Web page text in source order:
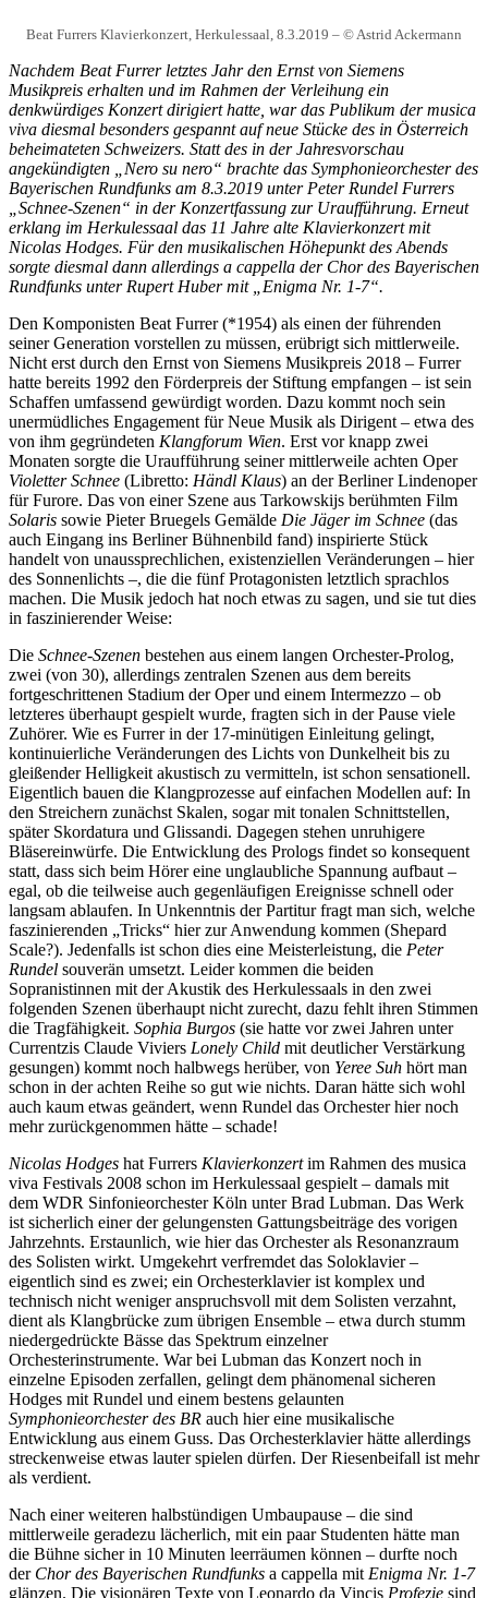
Beat Furrers Klavierkonzert, Herkulessaal, 8.3.2019 – © Astrid Ackermann
Nachdem Beat Furrer letztes Jahr den Ernst von Siemens
Musikpreis erhalten und im Rahmen der Verleihung ein
denkwürdiges Konzert dirigiert hatte, war das Publikum der musica
viva diesmal besonders gespannt auf neue Stücke des in Österreich
beheimateten Schweizers. Statt des in der Jahresvorschau
angekündigten „Nero su nero“ brachte das Symphonieorchester des
Bayerischen Rundfunks am 8.3.2019 unter Peter Rundel Furrers
„Schnee-Szenen“ in der Konzertfassung zur Uraufführung. Erneut
erklang im Herkulessaal das 11 Jahre alte Klavierkonzert mit
Nicolas Hodges. Für den musikalischen Höhepunkt des Abends
sorgte diesmal dann allerdings a cappella der Chor des Bayerischen
Rundfunks unter Rupert Huber mit „Enigma Nr. 1-7“.
Den Komponisten Beat Furrer (*1954) als einen der führenden
seiner Generation vorstellen zu müssen, erübrigt sich mittlerweile.
Nicht erst durch den Ernst von Siemens Musikpreis 2018 – Furrer
hatte bereits 1992 den Förderpreis der Stiftung empfangen – ist sein
Schaffen umfassend gewürdigt worden. Dazu kommt noch sein
unermüdliches Engagement für Neue Musik als Dirigent – etwa des
von ihm gegründeten Klangforum Wien. Erst vor knapp zwei
Monaten sorgte die Uraufführung seiner mittlerweile achten Oper
Violetter Schnee (Libretto: Händl Klaus) an der Berliner Lindenoper
für Furore. Das von einer Szene aus Tarkowskijs berühmten Film
Solaris sowie Pieter Bruegels Gemälde Die Jäger im Schnee (das
auch Eingang ins Berliner Bühnenbild fand) inspirierte Stück
handelt von unaussprechlichen, existenziellen Veränderungen – hier
des Sonnenlichts –, die die fünf Protagonisten letztlich sprachlos
machen. Die Musik jedoch hat noch etwas zu sagen, und sie tut dies
in faszinierender Weise:
Die Schnee-Szenen bestehen aus einem langen Orchester-Prolog,
zwei (von 30), allerdings zentralen Szenen aus dem bereits
fortgeschrittenen Stadium der Oper und einem Intermezzo – ob
letzteres überhaupt gespielt wurde, fragten sich in der Pause viele
Zuhörer. Wie es Furrer in der 17-minütigen Einleitung gelingt,
kontinuierliche Veränderungen des Lichts von Dunkelheit bis zu
gleißender Helligkeit akustisch zu vermitteln, ist schon sensationell.
Eigentlich bauen die Klangprozesse auf einfachen Modellen auf: In
den Streichern zunächst Skalen, sogar mit tonalen Schnittstellen,
später Skordatura und Glissandi. Dagegen stehen unruhigere
Bläsereinwürfe. Die Entwicklung des Prologs findet so konsequent
statt, dass sich beim Hörer eine unglaubliche Spannung aufbaut –
egal, ob die teilweise auch gegenläufigen Ereignisse schnell oder
langsam ablaufen. In Unkenntnis der Partitur fragt man sich, welche
faszinierenden „Tricks“ hier zur Anwendung kommen (Shepard
Scale?). Jedenfalls ist schon dies eine Meisterleistung, die Peter
Rundel souverän umsetzt. Leider kommen die beiden
Sopranistinnen mit der Akustik des Herkulessaals in den zwei
folgenden Szenen überhaupt nicht zurecht, dazu fehlt ihren Stimmen
die Tragfähigkeit. Sophia Burgos (sie hatte vor zwei Jahren unter
Currentzis Claude Viviers Lonely Child mit deutlicher Verstärkung
gesungen) kommt noch halbwegs herüber, von Yeree Suh hört man
schon in der achten Reihe so gut wie nichts. Daran hätte sich wohl
auch kaum etwas geändert, wenn Rundel das Orchester hier noch
mehr zurückgenommen hätte – schade!
Nicolas Hodges hat Furrers Klavierkonzertim Rahmen des musica
viva Festivals 2008 schon im Herkulessaal gespielt – damals mit
dem WDR Sinfonieorchester Köln unter Brad Lubman. Das Werk
ist sicherlich einer der gelungensten Gattungsbeiträge des vorigen
Jahrzehnts. Erstaunlich, wie hier das Orchester als Resonanzraum
des Solisten wirkt. Umgekehrt verfremdet das Soloklavier –
eigentlich sind es zwei; ein Orchesterklavier ist komplex und
technisch nicht weniger anspruchsvoll mit dem Solisten verzahnt,
dient als Klangbrücke zum übrigen Ensemble – etwa durch stumm
niedergedrückte Bässe das Spektrum einzelner
Orchesterinstrumente. War bei Lubman das Konzert noch in
einzelne Episoden zerfallen, gelingt dem phänomenal sicheren
Hodges mit Rundel und einem bestens gelaunten
Symphonieorchester des BR auch hier eine musikalische
Entwicklung aus einem Guss. Das Orchesterklavier hätte allerdings
streckenweise etwas lauter spielen dürfen. Der Riesenbeifall ist mehr
als verdient.
Nach einer weiteren halbstündigen Umbaupause – die sind
mittlerweile geradezu lächerlich, mit ein paar Studenten hätte man
die Bühne sicher in 10 Minuten leerräumen können – durfte noch
der Chor des Bayerischen Rundfunks a cappella mit Enigma Nr. 1-7
glänzen. Die visionären Texte von Leonardo da Vincis Profezie sind